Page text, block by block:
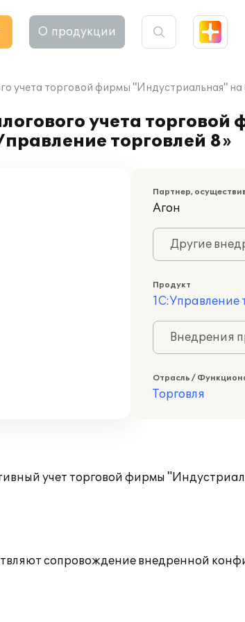
О продукции
учета торговой фирмы "Индустриальная"
учета торговой
торговлей 8»
Партнер,
Агон
Другие
Продукт
1С:Управление
Внедрения
Отрасль /
Торговля
учет торговой фирмы
сопровождение внедренной